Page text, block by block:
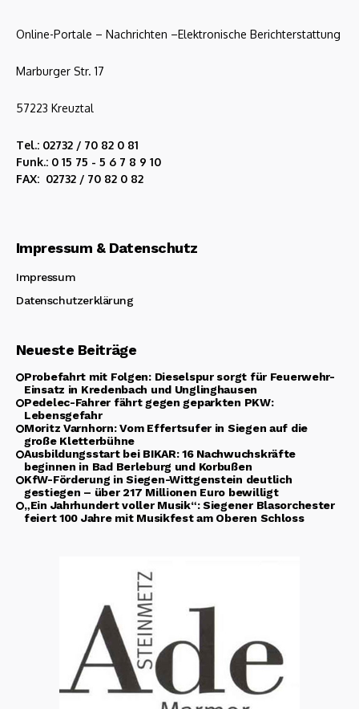
Online-Portale – Nachrichten –Elektronische Berichterstattung
Marburger Str. 17
57223 Kreuztal
Tel.: 02732 / 70 82 0 81
Funk.: 0 15 75 - 5 6 7 8 9 10
FAX: 02732 / 70 82 0 82
Impressum & Datenschutz
Impressum
Datenschutzerklärung
Neueste Beiträge
Probefahrt mit Folgen: Dieselspur sorgt für Feuerwehr-
Einsatz in Kredenbach und Unglinghausen
Pedelec-Fahrer fährt gegen geparkten PKW:
Lebensgefahr
Moritz Varnhorn: Vom Effertsufer in Siegen auf die
große Kletterbühne
Ausbildungsstart bei BIKAR: 16 Nachwuchskräfte
beginnen in Bad Berleburg und Korbußen
KfW-Förderung in Siegen-Wittgenstein deutlich
gestiegen – über 217 Millionen Euro bewilligt
„Ein Jahrhundert voller Musik“: Siegener Blasorchester
feiert 100 Jahre mit Musikfest am Oberen Schloss